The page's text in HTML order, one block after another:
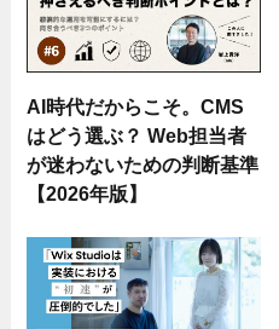
AI時代だからこそ。CMS
はどう選ぶ？ Web担当者
が迷わないための判断基準
【2026年版】